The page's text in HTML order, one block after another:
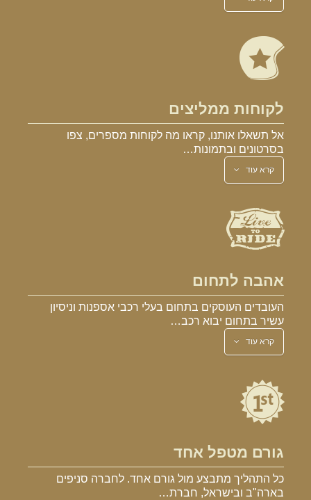
לקוחות ממליצים
אל תשאלו אותנו, קראו מה לקוחות מספרים, צפו
בסרטונים ובתמונות…
קרא עוד
אהבה לתחום
העובדים העוסקים בתחום בעלי רכבי אספנות וניסיון
עשיר בתחום יבוא רכב…
קרא עוד
גורם מטפל אחד
כל התהליך מתבצע מול גורם אחד. לחברה סניפים
בארה"ב ובישראל, חברת…